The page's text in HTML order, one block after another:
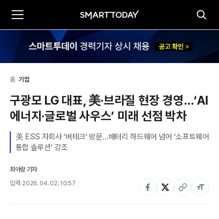
홈>기업
구광모 LG 대표, 美·브라질 현장 경영…‘AI
에너지·글로벌 사우스’ 미래 선점 박차
美 ESS 자회사 ‘버테크’ 방문…배터리 하드웨어 넘어 ‘소프트웨어
통합 솔루션’ 강조
최아랑 기자
입력 2026. 04. 02. 10:57